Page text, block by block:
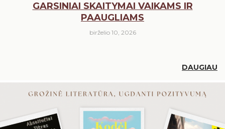
GARSINIAI SKAITYMAI VAIKAMS IR
PAAUGLIAMS
birželio 10, 2026
DAUGIAU